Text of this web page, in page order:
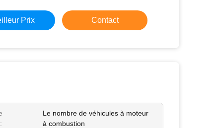
Prix Contact
Le nombre de véhicules à moteur
à combustion